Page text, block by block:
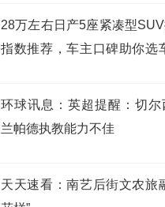
28万左右日产5座紧凑型
指数推荐，车主口碑助你选
环球讯息：英超提醒：切尔
兰帕德执教能力不佳
天天速看：南艺后街文农旅